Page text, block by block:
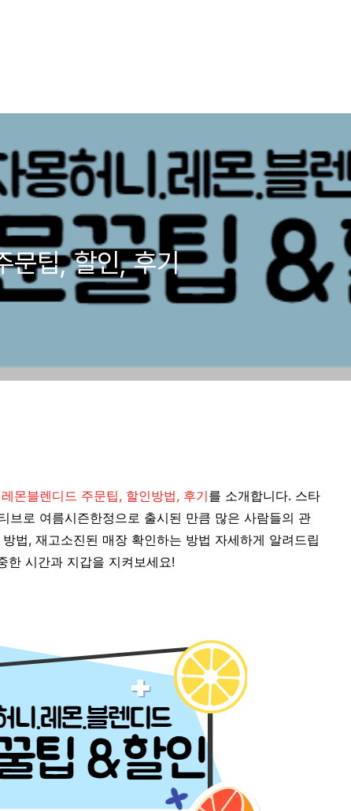
문팁, 할인, 후기
몬블렌디드 주문팁, 할인방법, 후기를 소개합니다. 스타
브로 여름시즌한정으로 출시된 만큼 많은 사람들의 관
법, 재고소진된 매장 확인하는 방법 자세하게 알려드립
한 시간과 지갑을 지켜보세요!